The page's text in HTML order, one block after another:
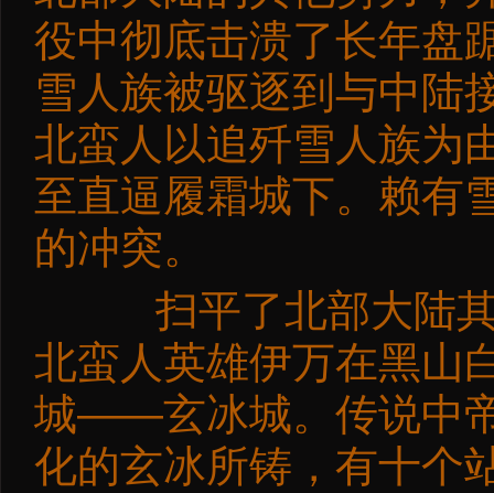
役中彻底击溃了长年盘
雪人族被驱逐到与中陆
北蛮人以追歼雪人族为
至直逼履霜城下。赖有
的冲突。
扫平了北部大陆其
北蛮人英雄伊万在黑山
城——玄冰城。传说中
化的玄冰所铸，有十个